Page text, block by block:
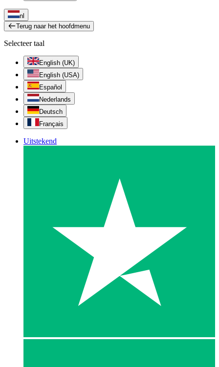
nl
Terug naar het hoofdmenu
Selecteer taal
English (UK)
English (USA)
Español
Nederlands
Deutsch
Français
Uitstekend